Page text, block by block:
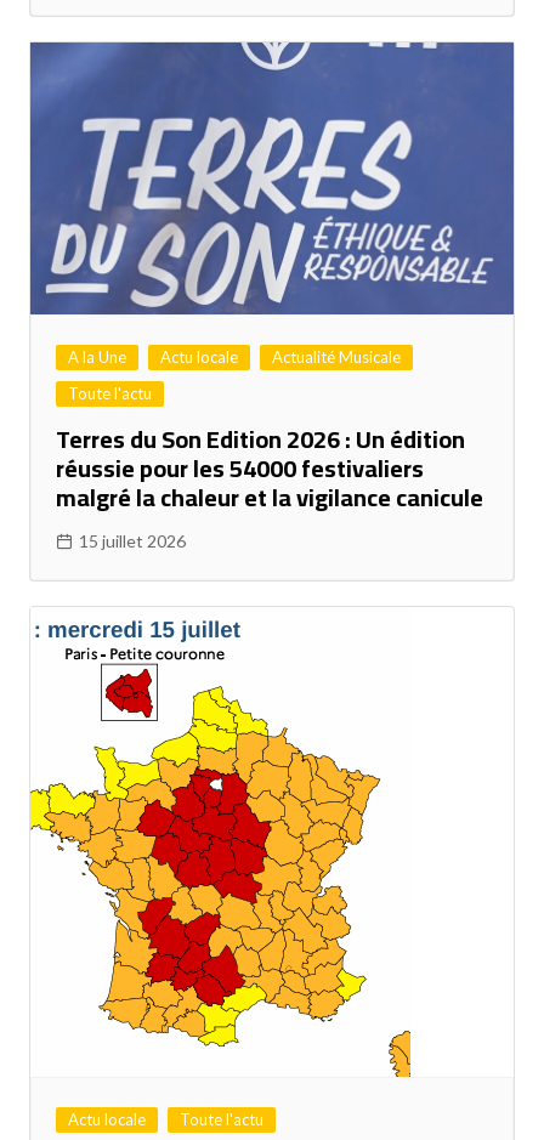
A la Une Actu locale
Actualité Musicale
Toute l'actu
Terres du Son Edition 2026 : Un édition
réussie pour les 54000 festivaliers
malgré la chaleur et la vigilance canicule
15 juillet 2026
Actu locale Toute l'actu